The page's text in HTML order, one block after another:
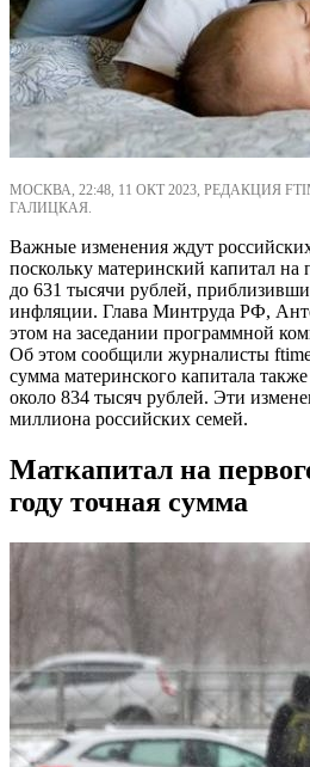
МОСКВА, 22:48, 11 ОКТ 2023, РЕДАКЦИЯ
ГАЛИЦКАЯ.
Важные изменения ждут
поскольку материнский капитал на
до 631 тысячи рублей,
инфляции. Глава Минтруда РФ,
этом на заседании программной
Об этом сообщили журналисты
сумма материнского капитала
около 834 тысяч рублей. Эти
миллиона российских семей.
Маткапитал на
году точная сумма